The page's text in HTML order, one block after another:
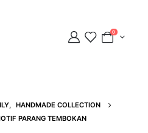
0
, HANDMADE COLLECTION
PARANG TEMBOKAN